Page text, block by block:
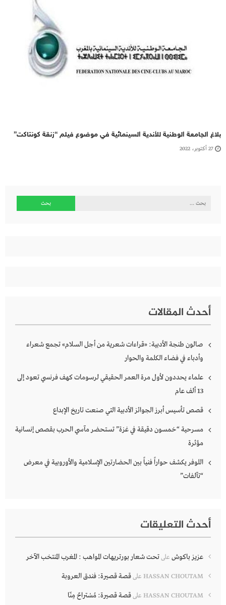
بلاغ الجامعة الوطنية للأندية السينمائية في موضوع فيلم “زنقة كونتاكت”
27 أكتوبر، 2022
البحث
أحدث المقالات
صالون طنجة الأدبية: «قراءات شعرية من أجل السلام» تجمع شعراء
وأدباء في فضاء الكلمة والحوار
علماء يحددون لأول مرة العمر الحقيقي لرسومات كهف فرنسي تعود إلى
13 ألف عام
قصص تأسيس أبرز الجوائز الأدبية التي صنعت تاريخ الإبداع
مسرحية “خمسون دقيقة في غزة” تستحضر مآسي الحرب بقصص إنسانية
مؤثرة
اللوفر يكشف حواراً فنياً بين الحضارتين الإسلامية والأوروبية في معرض
“تآلفات”
أحدث التعليقات
عزيز باكوش علىتحت شعار بورتريهات المواهب : المغرب المنتخب الآخر
HASSAN CHOUTAM علىقصة قصيرة: فندق العروبة
HASSAN CHOUTAM علىقصة قصيرة: مُسْتراحٌ مِنّا